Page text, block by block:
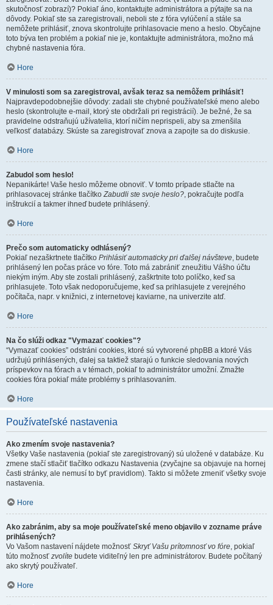
skutočnosť zobrazí)? Pokiaľ áno, kontaktujte administrátora a pýtajte sa na
dôvody. Pokiaľ ste sa zaregistrovali, neboli ste z fóra vylúčení a stále sa
nemôžete prihlásiť, znova skontrolujte prihlasovacie meno a heslo. Obyčajne
toto býva ten problém a pokiaľ nie je, kontaktujte administrátora, možno má
chybné nastavenia fóra.
Hore
V minulosti som sa zaregistroval, avšak teraz sa nemôžem prihlásiť!
Najpravdepodobnejšie dôvody: zadali ste chybné používateľské meno alebo
heslo (skontrolujte e-mail, ktorý ste obdržali pri registrácií). Je bežné, že sa
pravidelne odstraňujú užívatelia, ktorí ničím neprispeli, aby sa zmenšila
veľkosť databázy. Skúste sa zaregistrovať znova a zapojte sa do diskusie.
Hore
Zabudol som heslo!
Nepanikárte! Vaše heslo môžeme obnoviť. V tomto prípade stlačte na
prihlasovacej stránke tlačítkoZabudli ste svoje heslo?, pokračujte podľa
inštrukcií a takmer ihneď budete prihlásený.
Hore
Prečo som automaticky odhlásený?
Pokiaľ nezaškrtnete tlačítko Prihlásiť automaticky pri ďalšej návšteve, budete
prihlásený len počas práce vo fóre. Toto má zabrániť zneužitiu Vášho účtu
niekým iným. Aby ste zostali prihlásený, zaškrtnite toto políčko, keď sa
prihlasujete. Toto však nedoporučujeme, keď sa prihlasujete z verejného
počítača, napr. v knižnici, z internetovej kaviarne, na univerzite atď.
Hore
Na čo slúži odkaz "Vymazať cookies"?
“Vymazať cookies” odstráni cookies, ktoré sú vytvorené phpBB a ktoré Vás
udržujú prihlásených, ďalej sa taktiež starajú o funkcie sledovania nových
príspevkov na fórach a v témach, pokiaľ to administrátor umožní. Zmažte
cookies fóra pokiaľ máte problémy s prihlasovaním.
Hore
Používateľské nastavenia
Ako zmením svoje nastavenia?
Všetky Vaše nastavenia (pokiaľ ste zaregistrovaný) sú uložené v databáze. Ku
zmene stačí stlačiť tlačítko odkazu Nastavenia (zvyčajne sa objavuje na hornej
časti stránky, ale nemusí to byť pravidlom). Takto si môžete zmeniť všetky svoje
nastavenia.
Hore
Ako zabránim, aby sa moje používateľské meno objavilo v zozname práve
prihlásených?
Vo Vašom nastavení nájdete možnosť Skryť Vašu prítomnosť vo fóre, pokiaľ
túto možnosť zvolíte budete viditeľný len pre administrátorov. Budete počítaný
ako skrytý používateľ.
Hore